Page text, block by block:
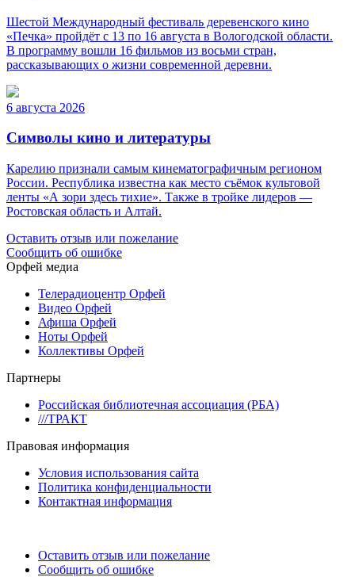
Шестой Международный фестиваль деревенского кино
«Печка» пройдёт с 13 по 16 августа в Вологодской области.
В программу вошли 16 фильмов из восьми стран,
рассказывающих о жизни современной деревни.
6 августа 2026
Символы кино и литературы
Карелию признали самым кинематографичным регионом
России. Республика известна как место съёмок культовой
ленты «А зори здесь тихие». Также в тройке лидеров —
Ростовская область и Алтай.
Оставить отзыв или пожелание
Сообщить об ошибке
Орфей медиа
Телерадиоцентр Орфей
Видео Орфей
Афиша Орфей
Ноты Орфей
Коллективы Орфей
Партнеры
Российская библиотечная ассоциация (РБА)
///ТРАКТ
Правовая информация
Условия использования сайта
Политика конфиденциальности
Контактная информация
Оставить отзыв или пожелание
Сообщить об ошибке